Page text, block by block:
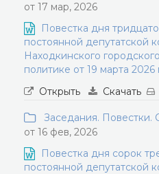
от 17 мар, 2026
Повестка дня
постоянной депутатской
Находкинского
политике от 19 марта 2026
Открыть
Скачать
Заседания. Повестки.
от 16 фев, 2026
Повестка дня сорок
постоянной депутатской